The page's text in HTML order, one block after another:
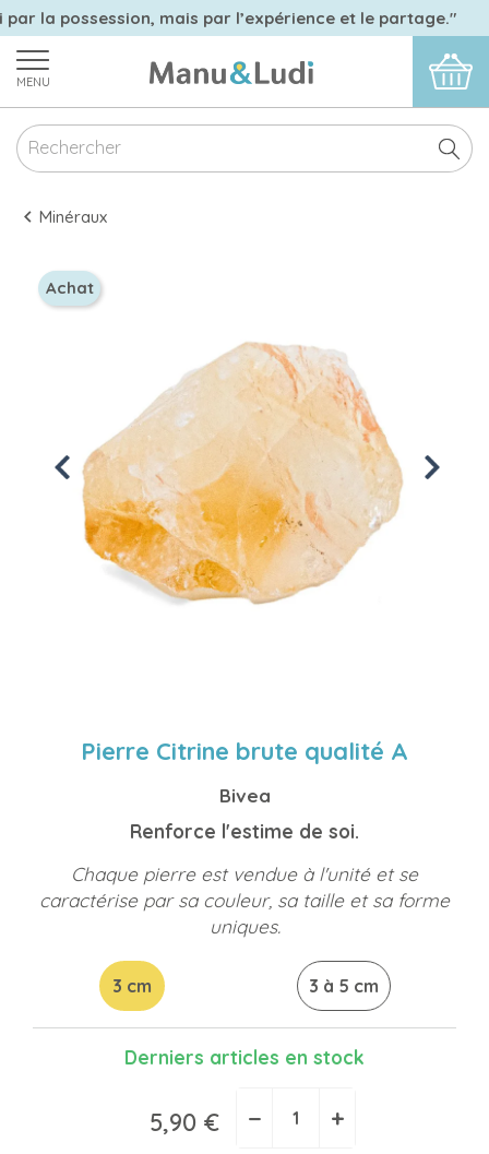
la possession, mais par l’expérience et le partage."
MENU
Minéraux
Achat
Previous Next
Pierre Citrine brute qualité A
Bivea
Renforce l'estime de soi.
Chaque pierre est vendue à l'unité et se
caractérise par sa couleur, sa taille et sa forme
uniques.
3 cm 3 à 5 cm
Derniers articles en stock
5,90 € − +